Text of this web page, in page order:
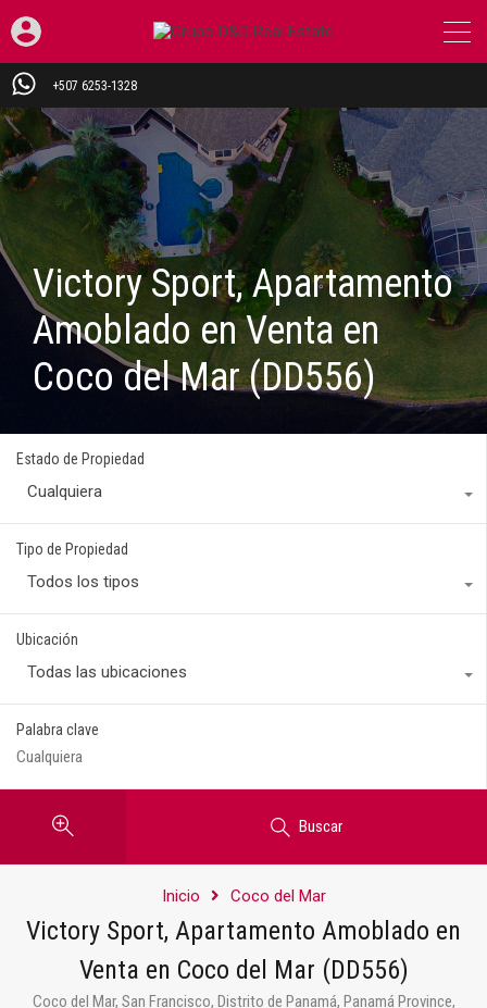
+507 6253-1328
Victory Sport, Apartamento
Amoblado en Venta en
Coco del Mar (DD556)
Estado de Propiedad
Cualquiera
Tipo de Propiedad
Todos los tipos
Ubicación
Todas las ubicaciones
Palabra clave
Buscar
Inicio Coco del Mar
Victory Sport, Apartamento Amoblado en
Venta en Coco del Mar (DD556)
Coco del Mar, San Francisco, Distrito de Panamá, Panamá Province,